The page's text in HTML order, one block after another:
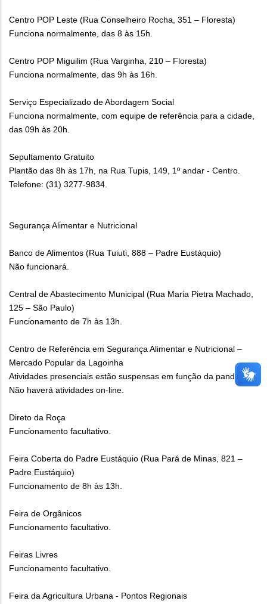
Centro POP Leste (Rua Conselheiro Rocha, 351 – Floresta)
Funciona normalmente, das 8 às 15h.
Centro POP Miguilim (Rua Varginha, 210 – Floresta)
Funciona normalmente, das 9h às 16h.
Serviço Especializado de Abordagem Social
Funciona normalmente, com equipe de referência para a cidade,
das 09h às 20h.
Sepultamento Gratuito
Plantão das 8h às 17h, na Rua Tupis, 149, 1º andar - Centro.
Telefone: (31) 3277-9834.
Segurança Alimentar e Nutricional
Banco de Alimentos (Rua Tuiuti, 888 – Padre Eustáquio)
Não funcionará.
Central de Abastecimento Municipal (Rua Maria Pietra Machado,
125 – São Paulo)
Funcionamento de 7h às 13h.
Centro de Referência em Segurança Alimentar e Nutricional –
Mercado Popular da Lagoinha
Atividades presenciais estão suspensas em função da pandemia.
Não haverá atividades on-line.
Direto da Roça
Funcionamento facultativo.
Feira Coberta do Padre Eustáquio (Rua Pará de Minas, 821 –
Padre Eustáquio)
Funcionamento de 8h às 13h.
Feira de Orgânicos
Funcionamento facultativo.
Feiras Livres
Funcionamento facultativo.
Feira da Agricultura Urbana - Pontos Regionais